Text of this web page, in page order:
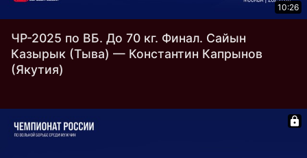
10:26
ЧР-2025 по ВБ. До 70 кг. Финал. Сайын
Казырык (Тыва) — Константин Капрынов
(Якутия)